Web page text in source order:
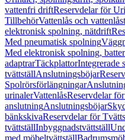
vattenfri driftReservdelar för
TillbehörVattenlås och
elektronisk spolning, nätdrift
Med pneumatisk spolning
Med elektronisk spolning,
adaptrarTäckplattorIntegrerade
tvättställAnslutningsböjar
Spolrörsförlängningar
urinalerVattenlåsReservdelar
anslutningAnslutningsböjar
bänkskivaReservdelar för
tvättställInbyggnadstvättställ
med möbeltvättställ